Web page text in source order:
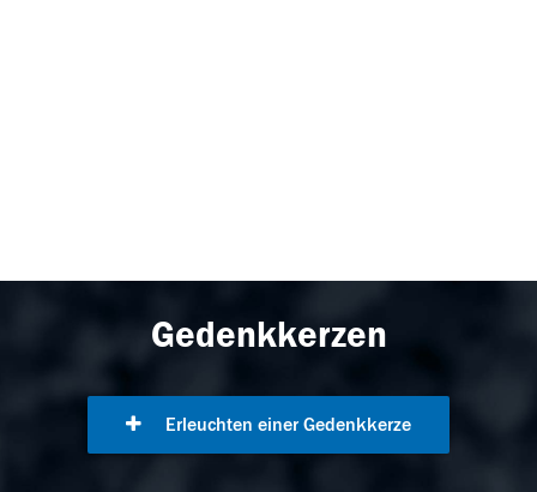
Gedenkkerzen
Erleuchten einer Gedenkkerze